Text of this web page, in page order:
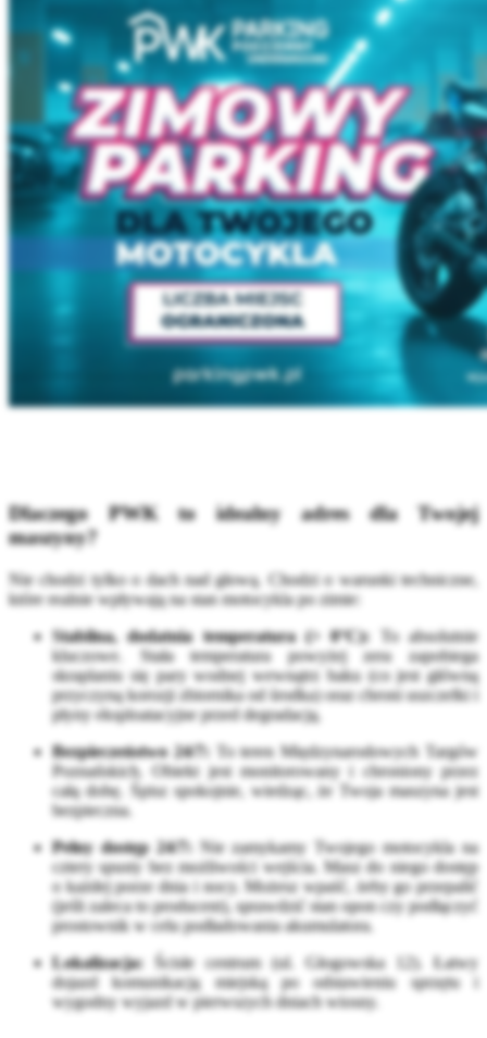
Dlaczego PWK to idealny adres dla Twojej
maszyny?
Nie chodzi tylko o dach nad głową. Chodzi o warunki techniczne,
które realnie wpływają na stan motocykla po zimie:
Stabilna, dodatnia temperatura (> 0°C): To absolutnie
kluczowe. Stała temperatura powyżej zera zapobiega
skraplaniu się pary wodnej wewnątrz baku (co jest główną
przyczyną korozji zbiornika od środka) oraz chroni uszczelki i
płyny eksploatacyjne przed degradacją.
Bezpieczeństwo 24/7:
To teren Międzynarodowych Targów
Poznańskich. Obiekt jest monitorowany i chroniony przez
całą dobę. Śpisz spokojnie, wiedząc, że Twoja maszyna jest
bezpieczna.
Pełny dostęp 24/7:
Nie zamykamy Twojego motocykla na
cztery spusty bez możliwości wejścia. Masz do niego dostęp
o każdej porze dnia i nocy. Możesz wpaść, żeby go przepalić
(jeśli zaleca to producent), sprawdzić stan opon czy podłączyć
prostownik w celu podładowania akumulatora.
Lokalizacja: Ścisłe centrum (ul. Głogowska 12). Łatwy
dojazd komunikacją miejską po odstawieniu sprzętu i
wygodny wyjazd w pierwszych dniach wiosny.